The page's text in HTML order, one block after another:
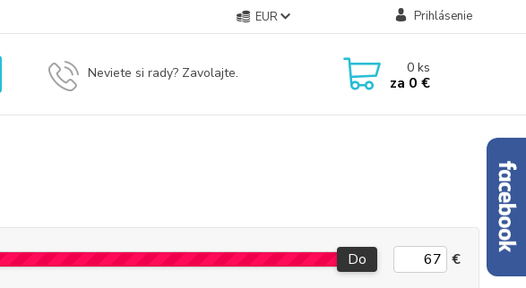
EUR Prihlásenie
Neviete si rady? Zavolajte. 0ks
za 0 €
Do €